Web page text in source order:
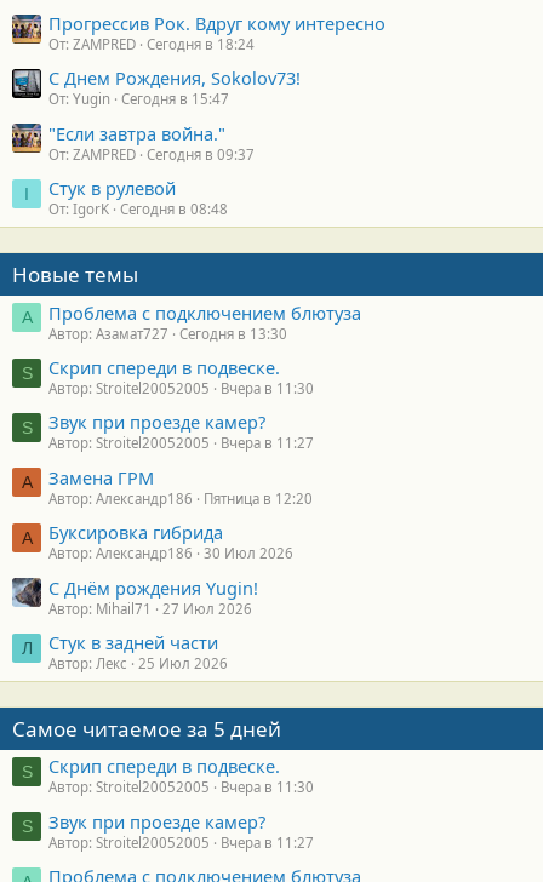
Прогрессив Рок. Вдруг кому интересно
От: ZAMPRED Сегодня в 18:24
С Днем Рождения, Sokolov73!
От: Yugin Сегодня в 15:47
"Если завтра война."
От: ZAMPRED Сегодня в 09:37
I Стук в рулевой
От: IgorK Сегодня в 08:48
Новые темы
А Проблема с подключением блютуза
Автор: Азамат727 Сегодня в 13:30
S Скрип спереди в подвеске.
Автор: Stroitel20052005 Вчера в 11:30
S Звук при проезде камер?
Автор: Stroitel20052005 Вчера в 11:27
А Замена ГРМ
Автор: Александр186 Пятница в 12:20
А Буксировка гибрида
Автор: Александр186 30 Июл 2026
С Днём рождения Yugin!
Автор: Mihail71 27 Июл 2026
Л Стук в задней части
Автор: Лекс 25 Июл 2026
Самое читаемое за 5 дней
S Скрип спереди в подвеске.
Автор: Stroitel20052005 Вчера в 11:30
S Звук при проезде камер?
Автор: Stroitel20052005 Вчера в 11:27
Проблема с подключением блютуза